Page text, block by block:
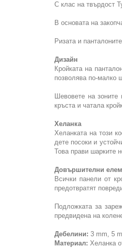
С клас на твърдост
В основата на
Ризата и
Дизайн
Кройката на
позволява по-малко
Шевовете на
кръста и чатала
Хеланка
Хеланката на този
дете посоки и
Това прави шарките
Довършителни
Всички панели от
предотвратят
Подложката за
предвидена на
Дебелини: 3 mm, 5
Материал: Хеланка